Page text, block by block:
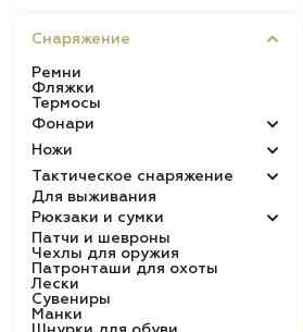
Снаряжение
Ремни
Фляжки
Термосы
Фонари
Ножи
Тактическое снаряжение
Для выживания
Рюкзаки и сумки
Патчи и шевроны
Чехлы для оружия
Патронташи для охоты
Лески
Сувениры
Манки